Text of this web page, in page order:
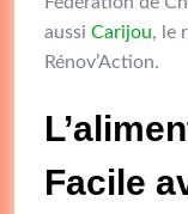
aussi Carijou, le
Rénov’Action.
Facile